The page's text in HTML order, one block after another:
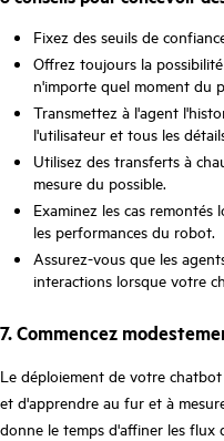
Fixez des seuils de
Offrez toujours la
n'importe quel moment du
Transmettez à l'agent
l'utilisateur et tous les
Utilisez des transferts à
mesure du possible.
Examinez les cas
les performances du robot.
Assurez-vous que les
interactions lorsque votre
7. Commencez
Le déploiement de votre
et d'apprendre au fur et à
donne le temps d'affiner les